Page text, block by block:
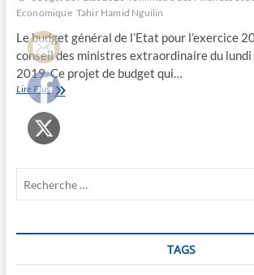
Economique Tahir Hamid Nguilin
Le budget général de l’Etat pour l’exercice
conseil des ministres extraordinaire du lundi
2019. Ce projet de budget qui…
Lire PlusLa
Reconquête
Economique
TAGS